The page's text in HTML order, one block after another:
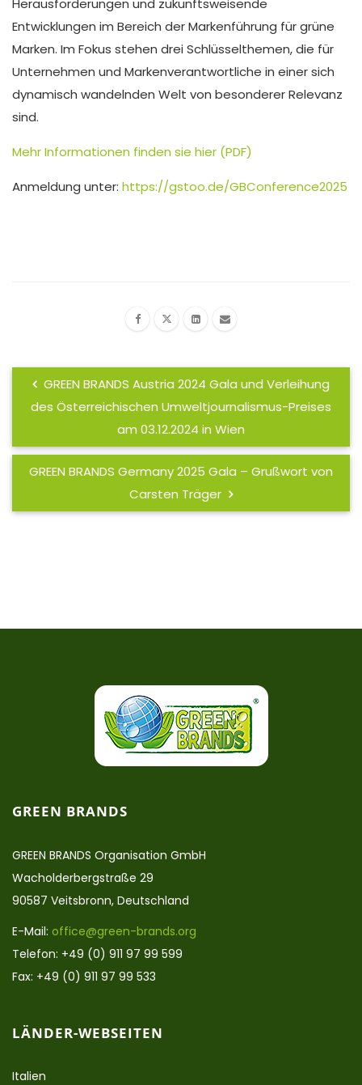
Herausforderungen und zukunftsweisende
Entwicklungen im Bereich der Markenführung für grüne
Marken. Im Fokus stehen drei Schlüsselthemen, die für
Unternehmen und Markenverantwortliche in einer sich
dynamisch wandelnden Welt von besonderer Relevanz
sind.
Mehr Informationen finden sie hier (PDF)
Anmeldung unter: https://gstoo.de/GBConference2025
GREEN BRANDS Austria 2024 Gala und Verleihung
des Österreichischen Umweltjournalismus-Preises
am 03.12.2024 in Wien
GREEN BRANDS Germany 2025 Gala – Grußwort von
Carsten Träger
GREEN BRANDS
GREEN BRANDS Organisation GmbH
Wacholderbergstraße 29
90587 Veitsbronn, Deutschland
E-Mail: office@green-brands.org
Telefon: +49 (0) 911 97 99 599
Fax: +49 (0) 911 97 99 533
LÄNDER-WEBSEITEN
Italien